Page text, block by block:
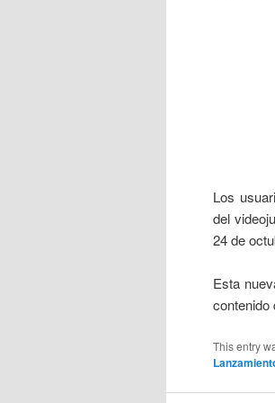
Los
del
24 de
Esta
contenido
This entry